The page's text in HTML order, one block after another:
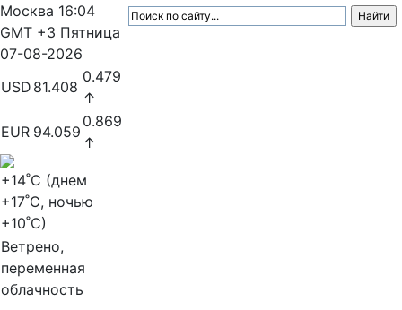
Москва 16:04
GMT +3 Пятница
07-08-2026
USD 81.408
0.479
↑
EUR 94.059
0.869
↑
+14˚C (днем
+17˚C, ночью
+10˚C)
Ветрено,
переменная
облачность